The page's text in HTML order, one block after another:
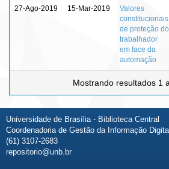
27-Ago-2019 15-Mar-2019
Valores
constitucionais
de proteção do
trabalhador
em face da
automação
Mostrando resultados 1
Universidade de Brasília - Biblioteca Central
Coordenadoria de Gestão da Informação
(61) 3107-2683
repositorio@unb.br